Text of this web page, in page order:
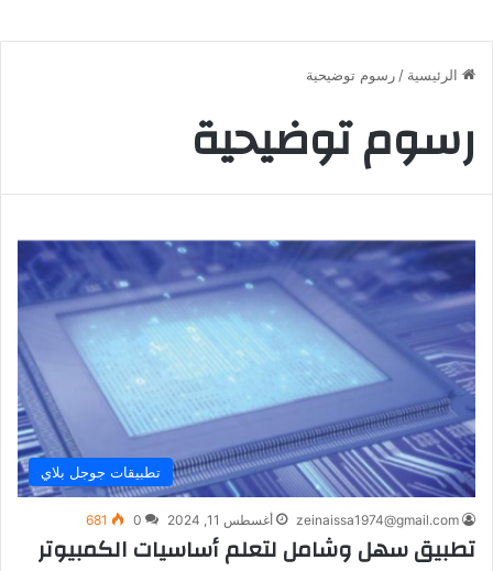
الرئيسية / رسوم توضيحية
رسوم توضيحية
تطبيقات جوجل بلاي
zeinaissa1974@gmail.com أغسطس 11, 2024 0
681
تطبيق سهل وشامل لتعلم أساسيات الكمبيوتر